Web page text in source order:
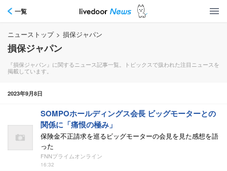
一覧
ニューストップ > 損保ジャパン
損保ジャパン
『損保ジャパン』に関するニュース記事一覧。トピックスで扱われた注目ニュースを
掲載しています。
2023年9月8日
SOMPOホールディングス会長 ビッグモーターとの
関係に「痛恨の極み」
保険金不正請求を巡るビッグモーターの会見を見た感想を語
った
FNNプライムオンライン
16:32